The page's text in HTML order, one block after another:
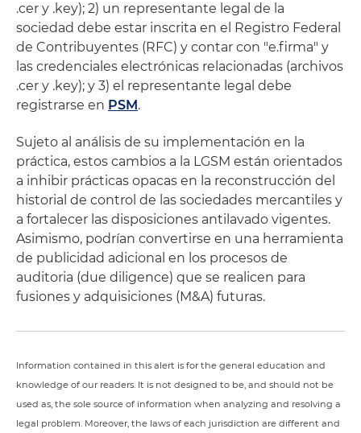
.cer y .key); 2) un representante legal de la
sociedad debe estar inscrita en el Registro Federal
de Contribuyentes (RFC) y contar con "e.firma" y
las credenciales electrónicas relacionadas (archivos
.cer y .key); y 3) el representante legal debe
registrarse en PSM.
Sujeto al análisis de su implementación en la
práctica, estos cambios a la LGSM están orientados
a inhibir prácticas opacas en la reconstrucción del
historial de control de las sociedades mercantiles y
a fortalecer las disposiciones antilavado vigentes.
Asimismo, podrían convertirse en una herramienta
de publicidad adicional en los procesos de
auditoria (due diligence) que se realicen para
fusiones y adquisiciones (M&A) futuras.
Information contained in this alert is for the general education and
knowledge of our readers. It is not designed to be, and should not be
used as, the sole source of information when analyzing and resolving a
legal problem. Moreover, the laws of each jurisdiction are different and